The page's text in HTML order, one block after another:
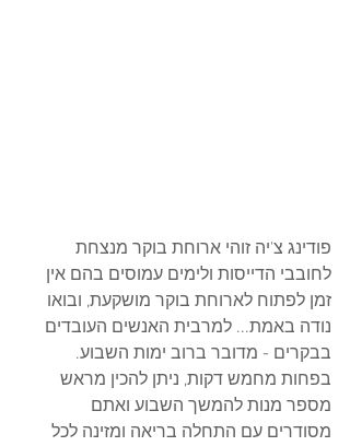
פודינג צ'יה זוהי ארוחת בוקר מנצחת
לחובבי הדייסות ולימים עמוסים בהם אין
זמן לפתוח לארוחת בוקר מושקעת, ובואו
נודה באמת... למרבית האנשים העובדים
בבקרים - מדובר ברוב ימות השבוע.
בפחות מחמש דקות, ניתן להכין מראש
מספר מנות להמשך השבוע ואתם
מסודרים עם התחלה בריאה ומזינה לכל